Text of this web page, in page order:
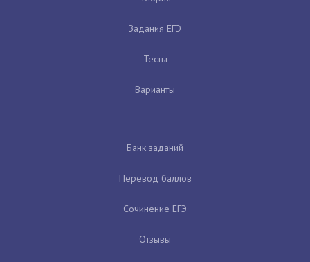
Задания ЕГЭ
Тесты
Варианты
Банк заданий
Перевод баллов
Сочинение ЕГЭ
Отзывы